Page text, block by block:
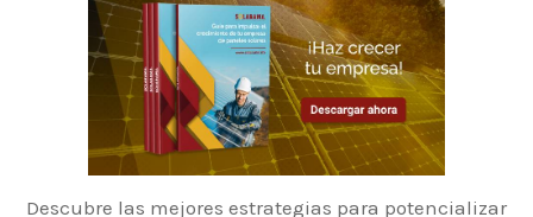
Descubre las mejores estrategias para potencializar